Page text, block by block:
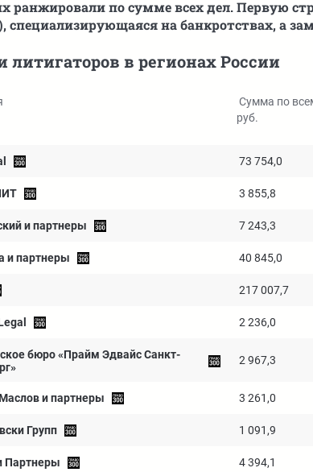
ранжировали по сумме всех дел. Первую
специализирующаяся на банкротствах, а
литигаторов в регионах России
Сумма по
руб.
73 754,0
3 855,8
и партнеры 7 243,3
и партнеры 40 845,0
217 007,7
2 236,0
бюро «Прайм Эдвайс Санкт-
2 967,3
и партнеры 3 261,0
Групп 1 091,9
Партнеры 4 394,1